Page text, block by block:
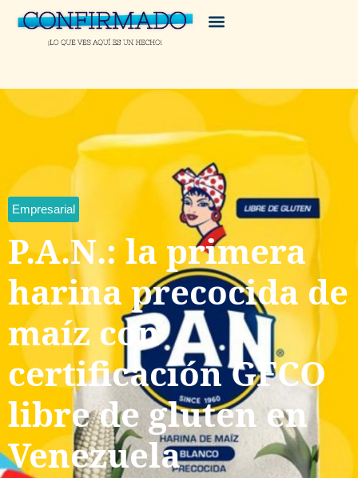
Empresarial
P.A.N.: la primera
harina precocida de
maíz con
certificación GFCO
libre de gluten en
Venezuela